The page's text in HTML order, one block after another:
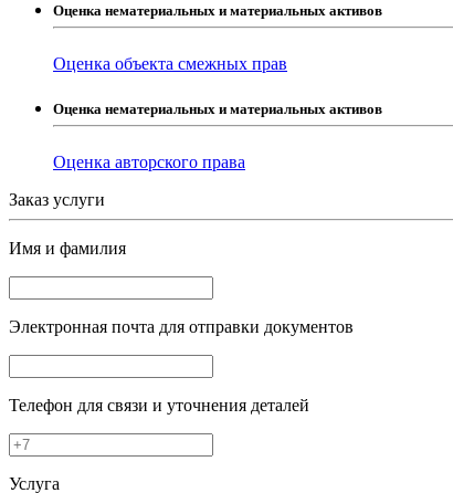
Оценка нематериальных и материальных активов
Оценка объекта смежных прав
Оценка нематериальных и материальных активов
Оценка авторского права
Заказ услуги
Имя и фамилия
Электронная почта для отправки документов
Телефон для связи и уточнения деталей
Услуга